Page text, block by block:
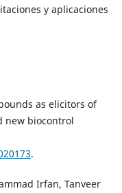
y aplicaciones
as elicitors of
new biocontrol
.
Irfan, Tanveer